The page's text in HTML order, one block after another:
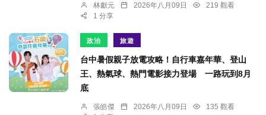
林獻元 2026年八月09日
219 觀看
1 分享
政治 旅遊
台中暑假親子放電攻略！自行車嘉年華、登山
王、熱氣球、熱門電影接力登場 一路玩到8月
底
張皓傑 2026年八月09日
135 觀看